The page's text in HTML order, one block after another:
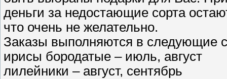
деньги за недостающие сорта
что очень не желательно.
Заказы выполняются в следующие
ирисы бородатые – июль, август
лилейники – август, сентябрь